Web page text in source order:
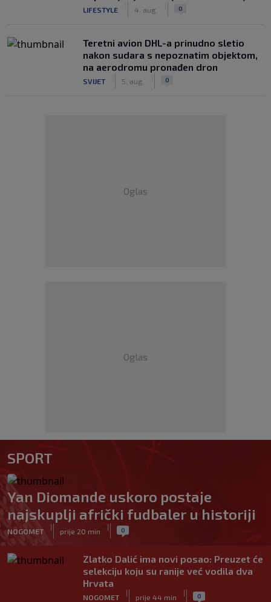
LIFESTYLE 4. aug. 0
Teretni avion DHL-a prinudno sletio
nakon sudara s nepoznatim objektom,
na aerodromu pronađen dron
SVIJET 5. aug. 0
Oglas
Oglas
SPORT
Yan Diomande uskoro postaje
najskuplji afrički fudbaler u historiji
NOGOMET
|
prije 20 min
| 0
Zlatko Dalić ima novi posao: Preuzet će
selekciju koju su ranije već vodila dva
Hrvata
NOGOMET
|
prije 44 min
| 0